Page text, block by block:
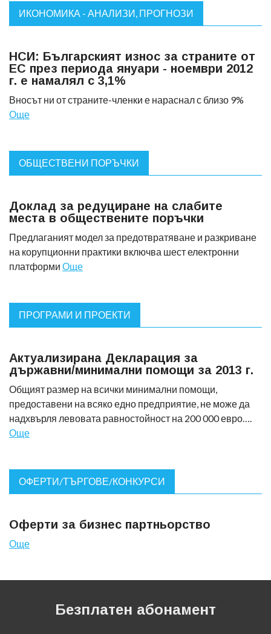
ИКОНОМИКА - АНАЛИЗИ, ПРОГНОЗИ
НСИ: Българският износ за страните от
ЕС през периода януари - ноември 2012
г. е намалял с 3,1%
Вносът ни от страните-членки е нараснал с близо 9%
Още
ОБЩЕСТВЕНИ ПОРЪЧКИ
Доклад за редуциране на слабите
места в обществените поръчки
Предлаганият модел за предотвратяване и разкриване
на корупционни практики включва шест електронни
платформи Още
ПРОГРАМИ И ПРОЕКТИ
Актуализирана Декларация за
държавни/минимални помощи за 2013 г.
Общият размер на всички минимални помощи,
предоставени на всяко едно предприятие, не може да
надхвърля левовата равностойност на 200 000 евро….
Още
ОФЕРТИ/ТЪРГОВЕ/КОНКУРСИ
Оферти за бизнес партньорство
Още
Безплатен абонамент